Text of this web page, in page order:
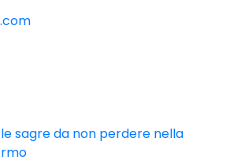
sagre da non perdere nella